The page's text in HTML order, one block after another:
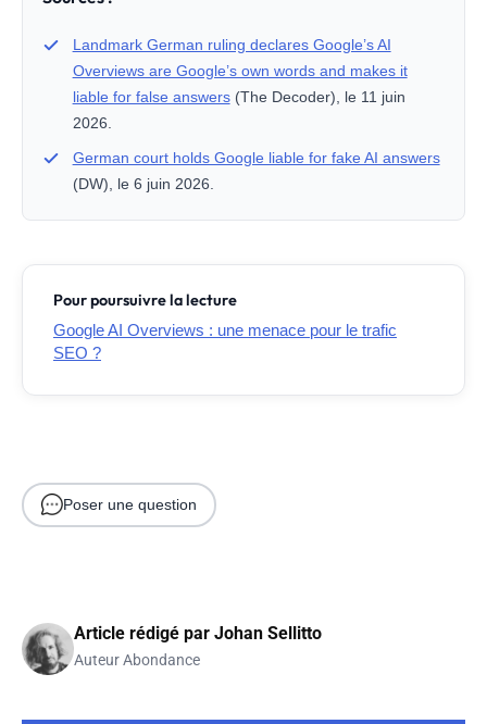
Landmark German ruling declares Google’s AI
Overviews are Google’s own words and makes it
liable for false answers(The Decoder), le 11 juin
2026.
German court holds Google liable for fake AI answers
(DW), le 6 juin 2026.
Pour poursuivre la lecture
Google AI Overviews : une menace pour le trafic
SEO ?
Poser une question
Article rédigé par Johan Sellitto
Auteur Abondance